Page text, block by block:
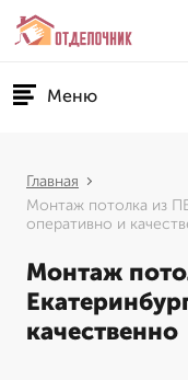
Меню
Главная
Монтаж потолка из
оперативно и
Монтаж
качественно